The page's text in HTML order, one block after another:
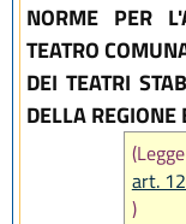
NORME PER
TEATRO
DEI TEATRI
DELLA
art.
)